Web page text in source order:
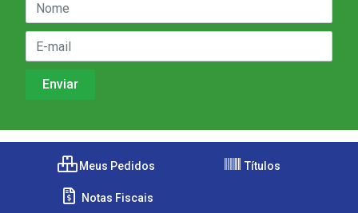
Meus Pedidos Títulos
Notas Fiscais